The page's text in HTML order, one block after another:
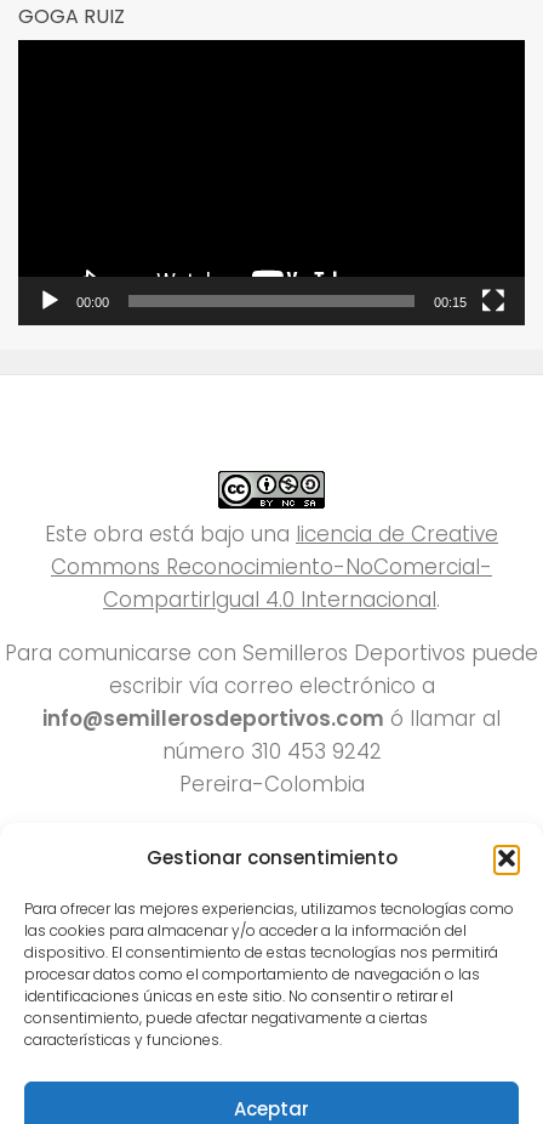
Gestionar consentimiento
Para ofrecer las mejores experiencias, utilizamos tecnologías como
las cookies para almacenar y/o acceder a la información del
dispositivo. El consentimiento de estas tecnologías nos permitirá
procesar datos como el comportamiento de navegación o las
identificaciones únicas en este sitio. No consentir o retirar el
consentimiento, puede afectar negativamente a ciertas
características y funciones.
Aceptar
GOGA RUIZ
00:00 00:15
Este obra está bajo una licencia de Creative
Commons Reconocimiento-NoComercial-
CompartirIgual 4.0 Internacional.
Para comunicarse con Semilleros Deportivos puede
escribir vía correo electrónico a
info@semillerosdeportivos.com ó llamar al
número 310 453 9242
Pereira-Colombia
Todos los derechos reservados 2022.
Funciona con - Diseñado con el